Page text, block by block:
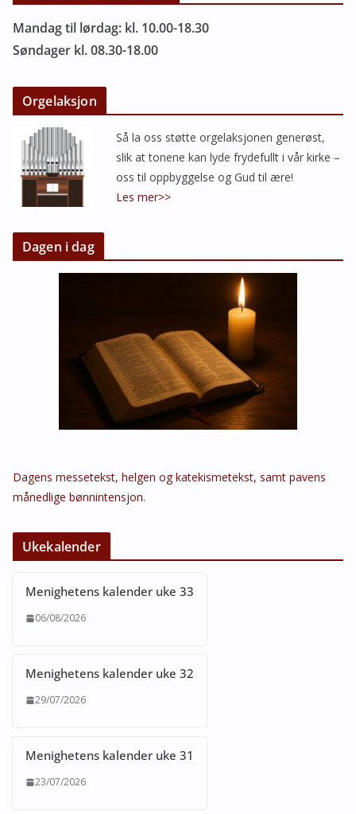
Mandag til lørdag: kl. 10.00-18.30
Søndager kl. 08.30-18.00
Orgelaksjon
Så la oss støtte orgelaksjonen generøst,
slik at tonene kan lyde frydefullt i vår kirke –
oss til oppbyggelse og Gud til ære!
Les mer>>
Dagen i dag
Dagens messetekst, helgen og katekismetekst, samt pavens
månedlige bønnintensjon.
Ukekalender
Menighetens kalender uke 33
06/08/2026
Menighetens kalender uke 32
29/07/2026
Menighetens kalender uke 31
23/07/2026